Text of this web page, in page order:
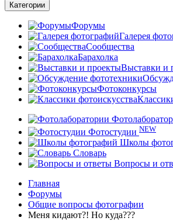
Категории
Форумы
Галерея
Сообщества
Барахолка
Выставки и
Фотоконкурсы
Фотостудии NEW
Школы
Словарь
Вопросы и
Главная
Форумы
Общие вопросы фотографии
Меня кидают?! Но куда???